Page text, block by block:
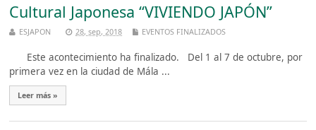
Cultural Japonesa “VIVIENDO JAPÓN”
ESJAPON 28, sep, 2018 EVENTOS FINALIZADOS
Este acontecimiento ha finalizado. Del 1 al 7 de octubre, por
primera vez en la ciudad de Mála ...
Leer más »